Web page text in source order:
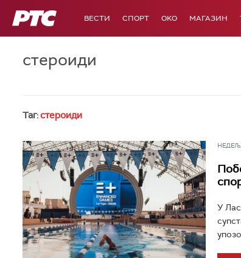
РТС ВЕСТИ СПОРТ OKO МАГАЗИН
стероиди
Таг:стероиди
У